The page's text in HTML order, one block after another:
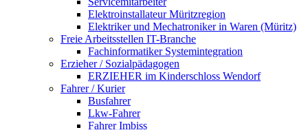
Elektroinstallateur Müritzregion
Elektriker und Mechatroniker in Waren (Müritz)
Freie Arbeitsstellen IT-Branche
Fachinformatiker Systemintegration
Erzieher / Sozialpädagogen
ERZIEHER im Kinderschloss Wendorf
Fahrer / Kurier
Busfahrer
Lkw-Fahrer
Fahrer Imbiss